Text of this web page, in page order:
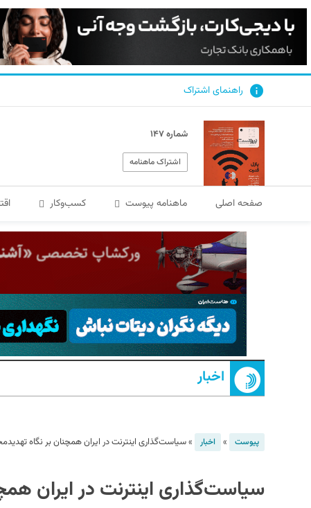
راهنمای اشتراک
شماره ۱۴۷
اشتراک ماهنامه
صفحه اصلی ماهنامه پیوست کسب‌و‌کار
اخبار
پیوست » اخبار »سیاست‌گذاری اینترنت در ایران همچنان بر نگاه
سیاست‌گذاری اینترنت در ایران